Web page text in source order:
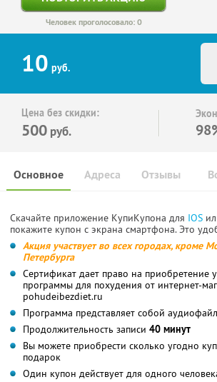
Человек проголосовало: 0
10 руб.
Цена без скидки:
500 руб.
Основное Отзывы
Адреса
Скачайте приложение КупиКупона для IOS
покажите купон с экрана смартфона. Это
Акция участвует во всех городах, кроме
Петербурга
Сертификат дает право на приобретение
программы для похудения от интернет-
pohudeibezdiet.ru
Программа представляет собой
Продолжительность записи 40 минут
Вы можете приобрести сколько угодно
подарок
Один купон действует для одного